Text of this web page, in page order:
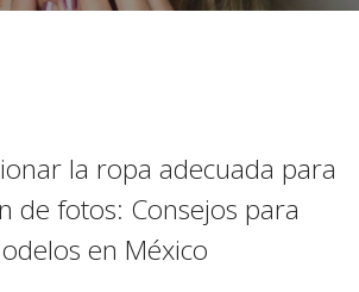
la ropa adecuada para
de fotos: Consejos para
en México